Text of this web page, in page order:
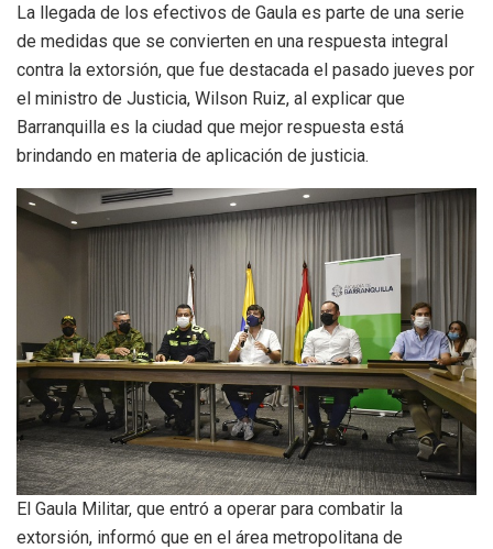
La llegada de los efectivos de Gaula es parte de una serie
de medidas que se convierten en una respuesta integral
contra la extorsión, que fue destacada el pasado jueves por
el ministro de Justicia, Wilson Ruiz, al explicar que
Barranquilla es la ciudad que mejor respuesta está
brindando en materia de aplicación de justicia.
El Gaula Militar, que entró a operar para combatir la
extorsión, informó que en el área metropolitana de